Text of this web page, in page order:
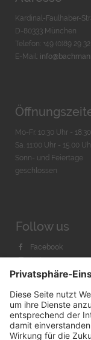
Kardinal-Faulhaber-
D-80333 München
Telefon: +49 (0)89 29
E-Mail:
Mo-Fr. 10:30 Uhr -
Sa. 11:00 Uhr - 15.00
Sonn- und Feiertage
geschlossen
Follow us
Facebook
Instagram
Youtube